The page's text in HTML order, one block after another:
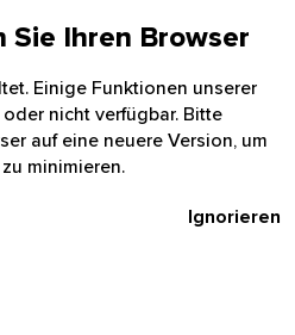
Ihren Browser
Einige Funktionen unserer
nicht verfügbar. Bitte
auf eine neuere Version, um
minimieren.
Ignorieren